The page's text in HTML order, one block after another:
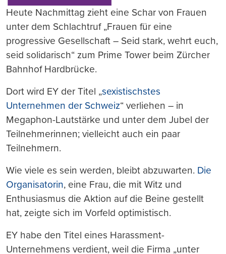
Heute Nachmittag zieht eine Schar von Frauen
unter dem Schlachtruf „Frauen für eine
progressive Gesellschaft – Seid stark, wehrt euch,
seid solidarisch“ zum Prime Tower beim Zürcher
Bahnhof Hardbrücke.
Dort wird EY der Titel „sexistischstes
Unternehmen der Schweiz“ verliehen – in
Megaphon-Lautstärke und unter dem Jubel der
Teilnehmerinnen; vielleicht auch ein paar
Teilnehmern.
Wie viele es sein werden, bleibt abzuwarten. Die
Organisatorin, eine Frau, die mit Witz und
Enthusiasmus die Aktion auf die Beine gestellt
hat, zeigte sich im Vorfeld optimistisch.
EY habe den Titel eines Harassment-
Unternehmens verdient, weil die Firma „unter